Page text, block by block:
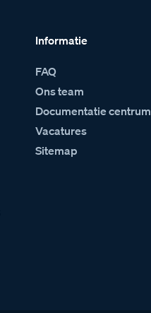
Informatie
FAQ
Ons team
Documentatie centrum
Vacatures
Sitemap